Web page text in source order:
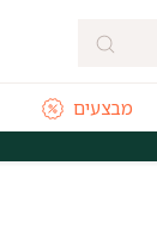
מבצעים